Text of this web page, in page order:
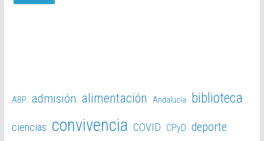
ABP admisión alimentación Andalucía biblioteca
ciencias convivencia COVID CPyD deporte